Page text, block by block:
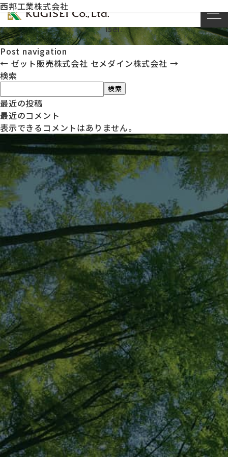
西邦工業株式会社
This entry was posted on
bykug
isei.
Post navigation
← ゼット販売株式会社 セメダイン株式会社 →
検索
検索
最近の投稿
最近のコメント
表示できるコメントはありません。
03-3312-6411
メールでのお問い合わせ